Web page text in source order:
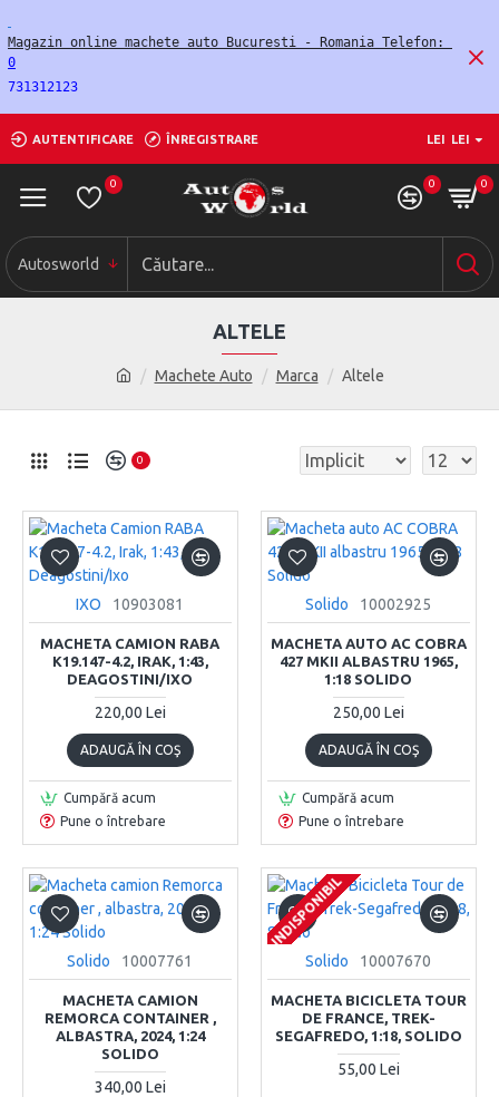
0
731312123
AUTENTIFICARE ÎNREGISTRARE LEI LEI
0 0 0
Autosworld
Machete Auto Marca Altele
ALTELE
0
IXO 10903081
MACHETA CAMION RABA
K19.147-4.2, IRAK, 1:43,
DEAGOSTINI/IXO
220,00 Lei
ADAUGĂ ÎN COŞ
Cumpără acum
Pune o întrebare
Solido 10002925
MACHETA AUTO AC COBRA
427 MKII ALBASTRU 1965,
1:18 SOLIDO
250,00 Lei
ADAUGĂ ÎN COŞ
Cumpără acum
Pune o întrebare
Solido 10007761
MACHETA CAMION
REMORCA CONTAINER ,
ALBASTRA, 2024, 1:24
SOLIDO
340,00 Lei
INDISPONIBIL
INDISPONIBIL
INDISPONIBIL
Solido 10007670
MACHETA BICICLETA TOUR
DE FRANCE, TREK-
SEGAFREDO, 1:18, SOLIDO
55,00 Lei